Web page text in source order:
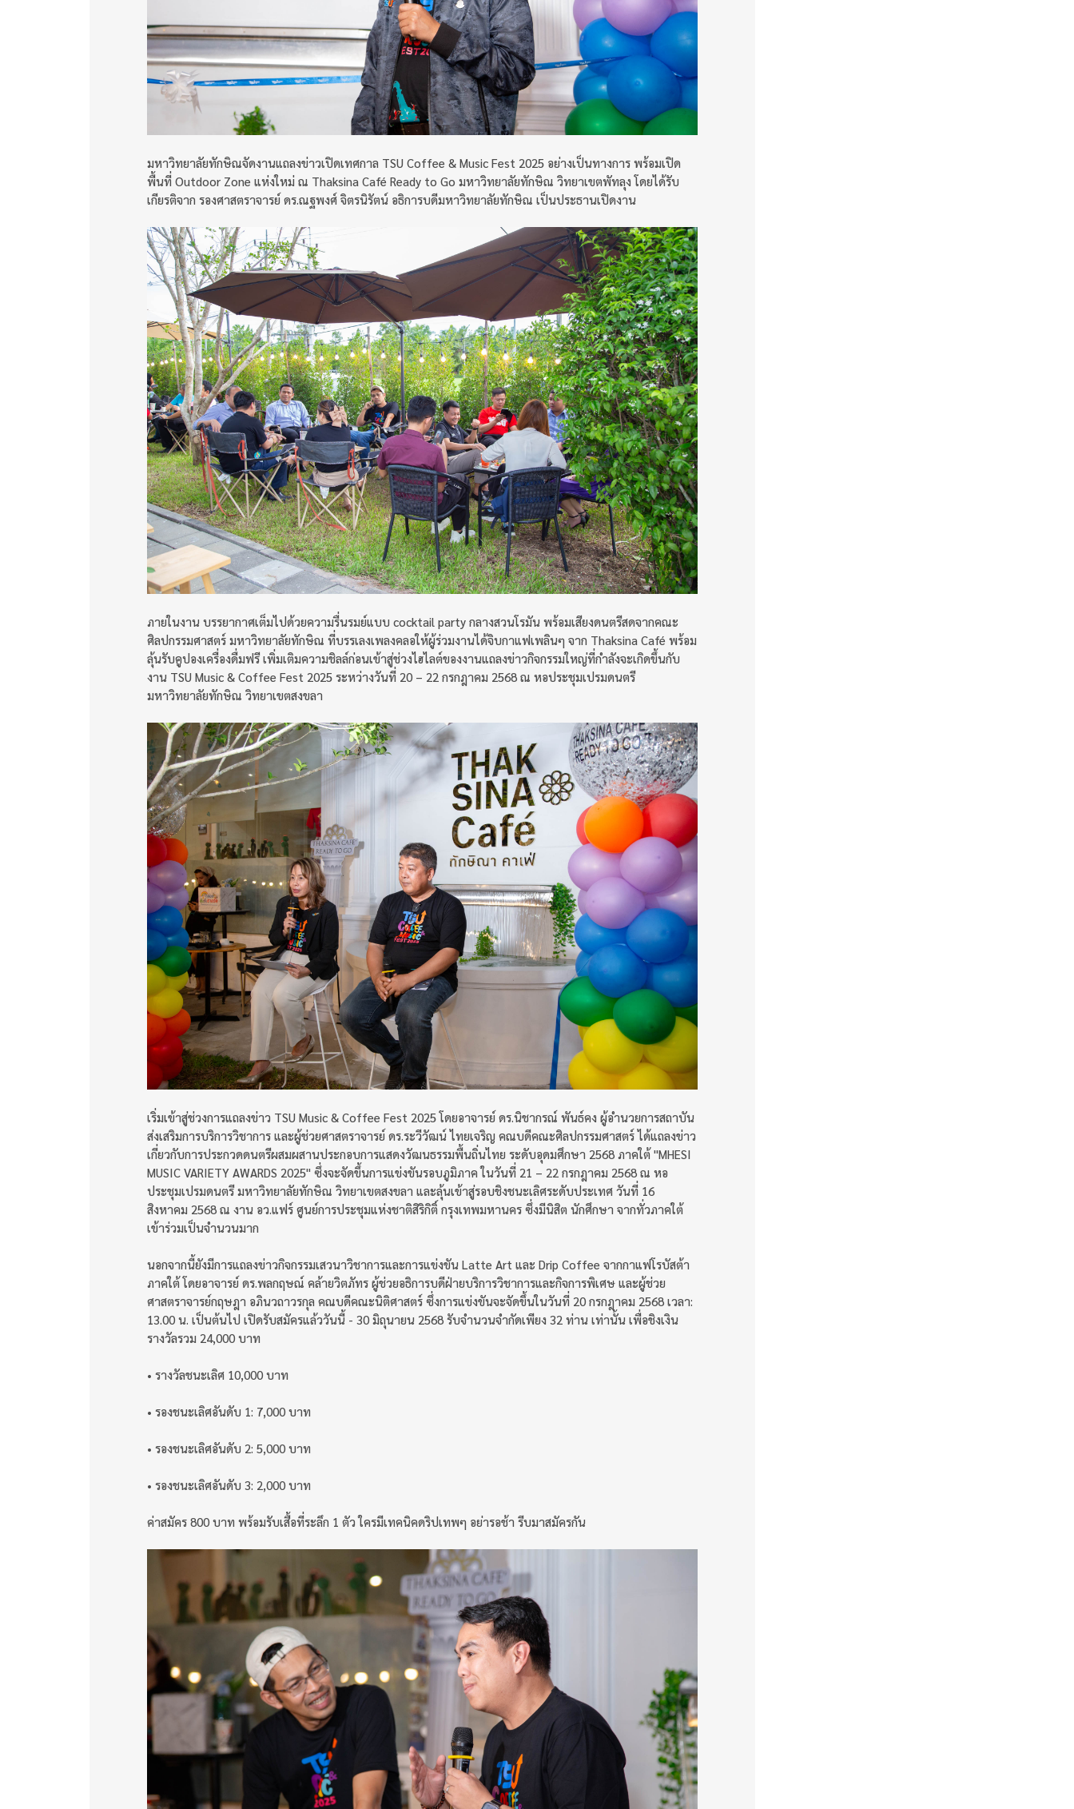
มหาวิทยาลัยทักษิณจัดงานแถลงข่าวเปิดเทศกาล TSU Coffee & Music Fest 2025 อย่างเป็นทางการ พร้อมเปิด
พื้นที่ Outdoor Zone แห่งใหม่ ณ Thaksina Café Ready to Go มหาวิทยาลัยทักษิณ วิทยาเขตพัทลุง โดยได้รับ
เกียรติจาก รองศาสตราจารย์ ดร.ณฐพงศ์ จิตรนิรัตน์ อธิการบดีมหาวิทยาลัยทักษิณ เป็นประธานเปิดงาน
ภายในงาน บรรยากาศเต็มไปด้วยความรื่นรมย์แบบ cocktail party กลางสวนโรมัน พร้อมเสียงดนตรีสดจากคณะ
ศิลปกรรมศาสตร์ มหาวิทยาลัยทักษิณ ที่บรรเลงเพลงคลอให้ผู้ร่วมงานได้จิบกาแฟเพลินๆ จาก Thaksina Café พร้อม
ลุ้นรับคูปองเครื่องดื่มฟรี เพิ่มเติมความชิลล์ก่อนเข้าสู่ช่วงไฮไลต์ของงานแถลงข่าวกิจกรรมใหญ่ที่กำลังจะเกิดขึ้นกับ
งาน TSU Music & Coffee Fest 2025 ระหว่างวันที่ 20 – 22 กรกฎาคม 2568 ณ หอประชุมเปรมดนตรี
มหาวิทยาลัยทักษิณ วิทยาเขตสงขลา
เริ่มเข้าสู่ช่วงการแถลงข่าว TSU Music & Coffee Fest 2025 โดยอาจารย์ ดร.นิชากรณ์ พันธ์คง ผู้อำนวยการสถาบัน
ส่งเสริมการบริการวิชาการ และผู้ช่วยศาสตราจารย์ ดร.ระวีวัฒน์ ไทยเจริญ คณบดีคณะศิลปกรรมศาสตร์ ได้แถลงข่าว
เกี่ยวกับการประกวดดนตรีผสมผสานประกอบการแสดงวัฒนธรรมพื้นถิ่นไทย ระดับอุดมศึกษา 2568 ภาคใต้ "MHESI
MUSIC VARIETY AWARDS 2025" ซึ่งจะจัดขึ้นการแข่งขันรอบภูมิภาค ในวันที่ 21 – 22 กรกฎาคม 2568 ณ หอ
ประชุมเปรมดนตรี มหาวิทยาลัยทักษิณ วิทยาเขตสงขลา และลุ้นเข้าสู่รอบชิงชนะเลิศระดับประเทศ วันที่ 16
สิงหาคม 2568 ณ งาน อว.แฟร์ ศูนย์การประชุมแห่งชาติสิริกิติ์ กรุงเทพมหานคร ซึ่งมีนิสิต นักศึกษา จากทั่วภาคใต้
เข้าร่วมเป็นจำนวนมาก
นอกจากนี้ยังมีการแถลงข่าวกิจกรรมเสวนาวิชาการและการแข่งขัน Latte Art และ Drip Coffee จากกาแฟโรบัสต้า
ภาคใต้ โดยอาจารย์ ดร.พลกฤษณ์ คล้ายวิตภัทร ผู้ช่วยอธิการบดีฝ่ายบริการวิชาการและกิจการพิเศษ และผู้ช่วย
ศาสตราจารย์กฤษฎา อภินวถาวรกุล คณบดีคณะนิติศาสตร์ ซึ่งการแข่งขันจะจัดขึ้นในวันที่ 20 กรกฎาคม 2568 เวลา:
13.00 น. เป็นต้นไป เปิดรับสมัครแล้ววันนี้ - 30 มิถุนายน 2568 รับจำนวนจำกัดเพียง 32 ท่าน เท่านั้น เพื่อชิงเงิน
รางวัลรวม 24,000 บาท
• รางวัลชนะเลิศ 10,000 บาท
• รองชนะเลิศอันดับ 1: 7,000 บาท
• รองชนะเลิศอันดับ 2: 5,000 บาท
• รองชนะเลิศอันดับ 3: 2,000 บาท
ค่าสมัคร 800 บาท พร้อมรับเสื้อที่ระลึก 1 ตัว ใครมีเทคนิคดริปเทพๆ อย่ารอช้า รีบมาสมัครกัน